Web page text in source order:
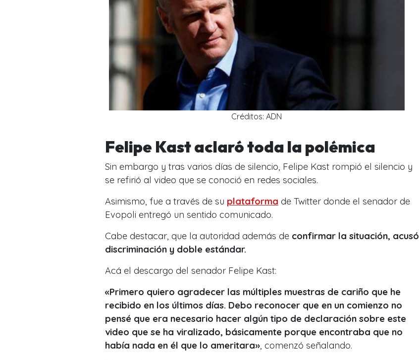
Créditos: ADN
Felipe Kast aclaró toda la polémica
Sin embargo y tras varios días de silencio, Felipe Kast rompió el silencio y
se refirió al video que se conoció en redes sociales.
Asimismo, fue a través de su plataforma de Twitter donde el senador de
Evopoli entregó un sentido comunicado.
Cabe destacar, que la autoridad además de confirmar la situación, acusó
discriminación y doble estándar.
Acá el descargo del senador Felipe Kast:
«Primero quiero agradecer las múltiples muestras de cariño que he
recibido en los últimos días. Debo reconocer que en un comienzo no
pensé que era necesario hacer algún tipo de declaración sobre este
video que se ha viralizado, básicamente porque encontraba que no
había nada en él que lo ameritara» , comenzó señalando.